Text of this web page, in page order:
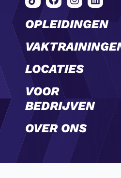
OPLEIDINGEN
LOCATIES
VOOR
BEDRIJVEN
OVER ONS